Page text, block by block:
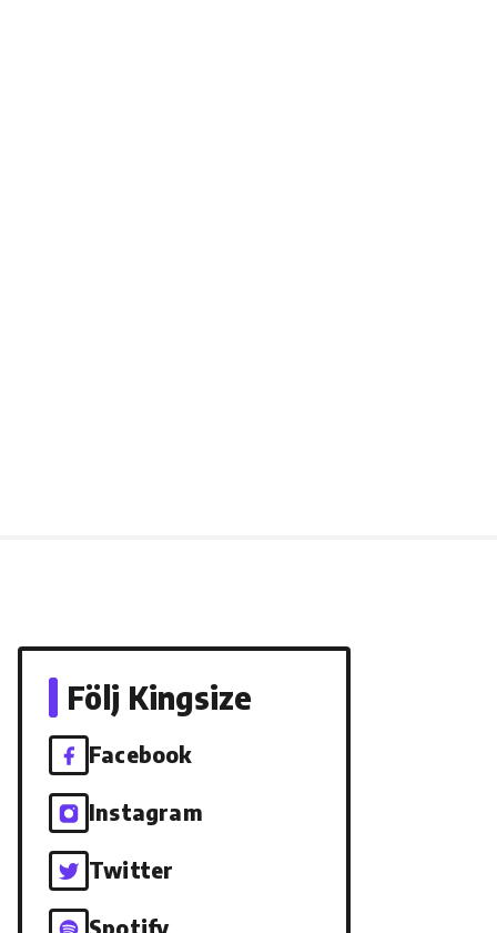
Följ Kingsize
Facebook
Instagram
Twitter
Spotify